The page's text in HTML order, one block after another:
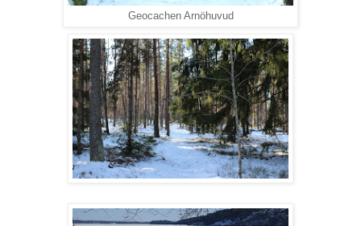
Geocachen Arnöhuvud